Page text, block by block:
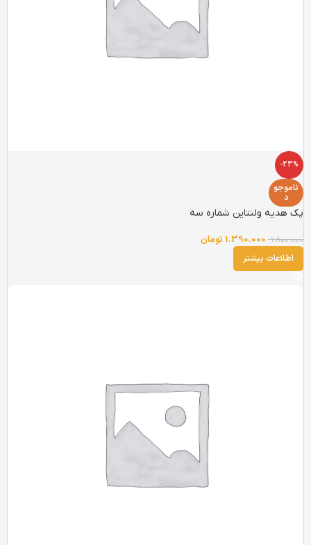
-23%
ناموجو
د
پک هدیه ولنتاین شماره سه
1.800.000
1.390.000 تومان
اطلاعات بیشتر